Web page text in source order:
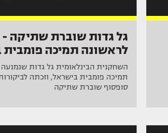
גל גדות שוברת שתיקה -
לראשונה תמיכה פומבית
השחקנית הבינלאומית גל גדות
תמיכה פומבית בישראל, וזכתה
סופסוף שוברת שתיקה